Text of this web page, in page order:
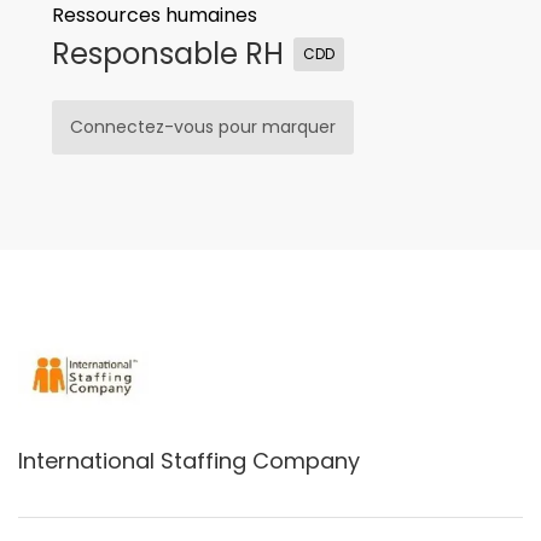
Ressources humaines
Responsable RH CDD
Connectez-vous pour marquer
International Staffing Company